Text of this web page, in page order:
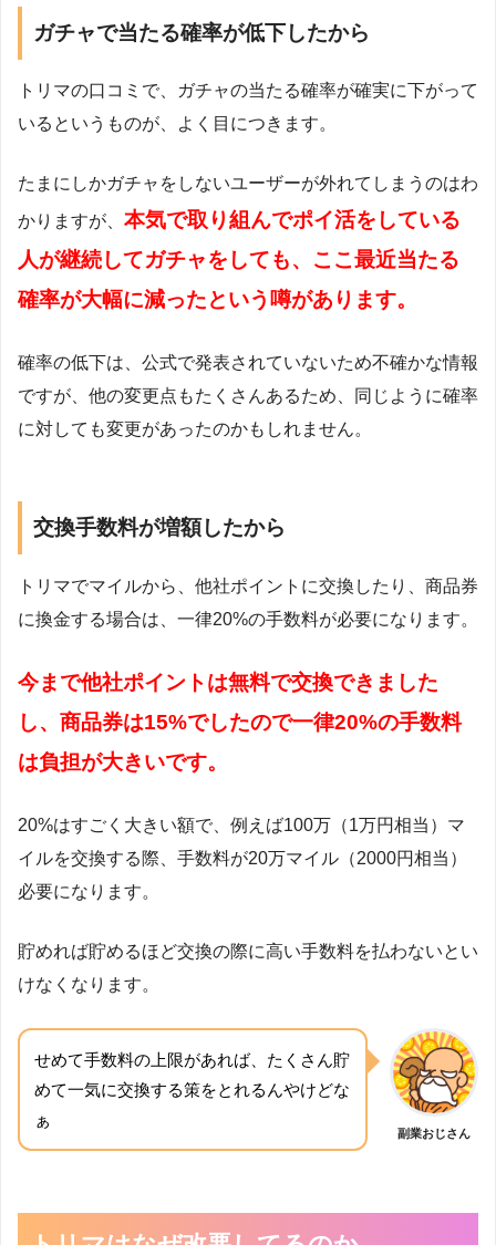
ガチャで当たる確率が低下したから
トリマの口コミで、ガチャの当たる確率が確実に下がって
いるというものが、よく目につきます。
たまにしかガチャをしないユーザーが外れてしまうのはわ
かりますが、 本気で取り組んでポイ活をしている
人が継続してガチャをしても、ここ最近当たる
確率が大幅に減ったという噂があります。
確率の低下は、公式で発表されていないため不確かな情報
ですが、他の変更点もたくさんあるため、同じように確率
に対しても変更があったのかもしれません。
交換手数料が増額したから
トリマでマイルから、他社ポイントに交換したり、商品券
に換金する場合は、一律20%の手数料が必要になります。
今まで他社ポイントは無料で交換できました
し、商品券は15%でしたので一律20%の手数料
は負担が大きいです。
20%はすごく大きい額で、例えば100万（1万円相当）マ
イルを交換する際、手数料が20万マイル（2000円相当）
必要になります。
貯めれば貯めるほど交換の際に高い手数料を払わないとい
けなくなります。
せめて手数料の上限があれば、たくさん貯
めて一気に交換する策をとれるんやけどな
ぁ
副業おじさん